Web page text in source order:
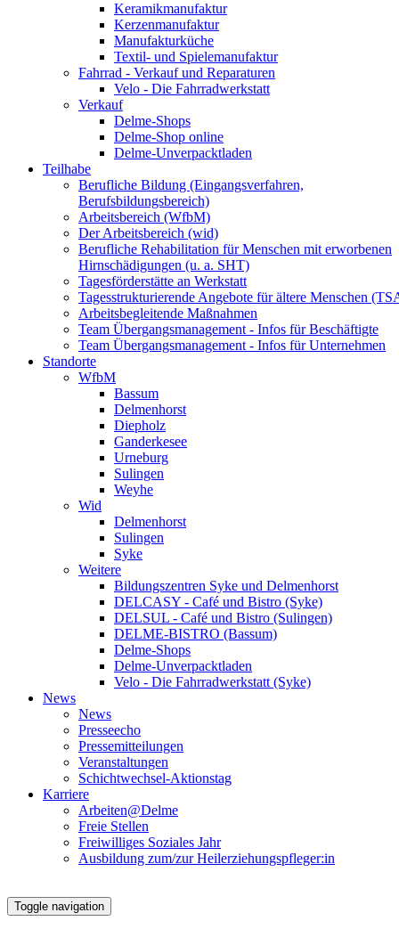
Keramikmanufaktur
Kerzenmanufaktur
Manufakturküche
Textil- und Spielemanufaktur
Fahrrad - Verkauf und Reparaturen
Velo - Die Fahrradwerkstatt
Verkauf
Delme-Shops
Delme-Shop online
Delme-Unverpacktladen
Teilhabe
Berufliche Bildung (Eingangsverfahren,
Berufsbildungsbereich)
Arbeitsbereich (WfbM)
Der Arbeitsbereich (wid)
Berufliche Rehabilitation für Menschen mit erworbenen
Hirnschädigungen (u. a. SHT)
Tagesförderstätte an Werkstatt
Tagesstrukturierende Angebote für ältere Menschen
Arbeitsbegleitende Maßnahmen
Team Übergangsmanagement - Infos für Beschäftigte
Team Übergangsmanagement - Infos für Unternehmen
Standorte
WfbM
Bassum
Delmenhorst
Diepholz
Ganderkesee
Urneburg
Sulingen
Weyhe
Wid
Delmenhorst
Sulingen
Syke
Weitere
Bildungszentren Syke und Delmenhorst
DELCASY - Café und Bistro (Syke)
DELSUL - Café und Bistro (Sulingen)
DELME-BISTRO (Bassum)
Delme-Shops
Delme-Unverpacktladen
Velo - Die Fahrradwerkstatt (Syke)
News
News
Presseecho
Pressemitteilungen
Veranstaltungen
Schichtwechsel-Aktionstag
Karriere
Arbeiten@Delme
Freie Stellen
Freiwilliges Soziales Jahr
Ausbildung zum/zur Heilerziehungspfleger:in
Toggle navigation